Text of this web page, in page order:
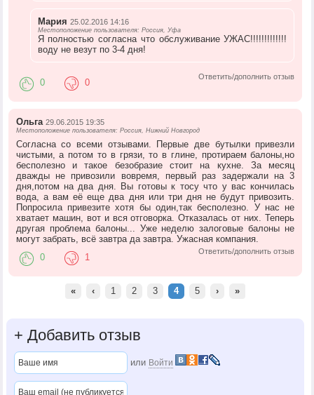
Мария 25.02.2016 14:16
Местоположение пользователя: Россия, Уфа
Я полностью согласна что обслуживание УЖАС!!!!!!!!!!!!!
воду не везут по 3-4 дня!
Ответить/дополнить отзыв
0 0
Ольга 29.06.2015 19:35
Местоположение пользователя: Россия, Нижний Новгород
Согласна со всеми отзывами. Первые две бутылки привезли
чистыми, а потом то в грязи, то в глине, протираем балоны,но
бесполезно и такое безобразие стоит на кухне. За месяц
дважды не привозили вовремя, первый раз задержали на 3
дня,потом на два дня. Вы готовы к тосу что у вас кончилась
вода, а вам её еще два дня или три дня не будут привозить.
Попросила привезите хотя бы один,так бесполезно. У нас не
хватает машин, вот и вся отговорка. Отказалась от них. Теперь
другая проблема балоны... Уже неделю залоговые балоны не
могут забрать, всё завтра да завтра. Ужасная компания.
Ответить/дополнить отзыв
0 1
« ‹ 1 2 3 4 5 › »
+ Добавить отзыв
или Войти